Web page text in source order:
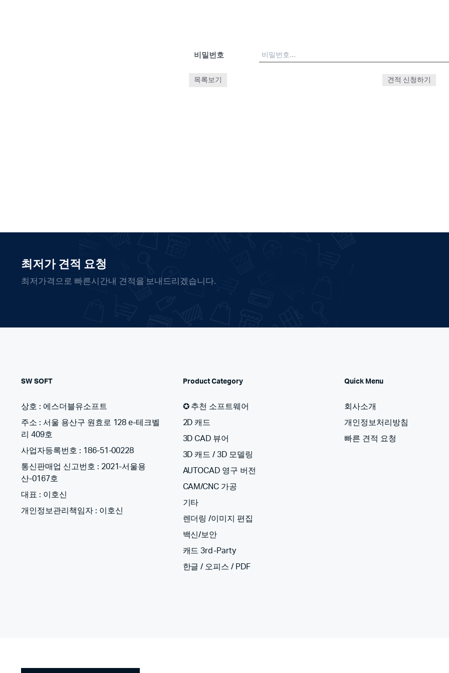
비밀번호
목록보기
최저가 견적 요청
최저가격으로 빠른시간내 견적을 보내드리겠습니다.
SW SOFT
상호 : 에스더블유소프트
주소 : 서울 용산구 원효로 128 e-테크벨
리 409호
사업자등록번호 : 186-51-00228
통신판매업 신고번호 : 2021-서울용
산-0167호
대표 : 이호신
개인정보관리책임자 : 이호신
Product Category
✪ 추천 소프트웨어
2D 캐드
3D CAD 뷰어
3D 캐드 / 3D 모델링
AUTOCAD 영구 버전
CAM/CNC 가공
기타
렌더링 /이미지 편집
백신/보안
캐드 3rd-Party
한글 / 오피스 / PDF
Quick Menu
회사소개
개인정보처리방침
빠른 견적 요청